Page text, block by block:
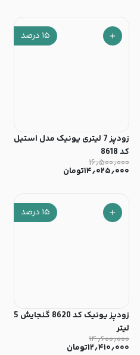
۱۵ درصد
زودپز 7 لیتری یونیک مدل استیل
کد 8618
۱۶٫۵۰۰٫۰۰۰
۱۴٫۰۲۵٫۰۰۰تومان
۱۵ درصد
زودپز یونیک کد 8620 گنجایش 5
لیتر
۱۴٫۶۰۰٫۰۰۰
۱۲٫۴۱۰٫۰۰۰تومان